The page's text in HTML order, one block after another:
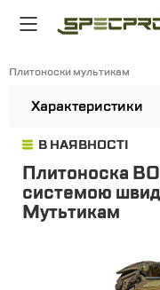
Плитоноски мультикам
Характеристики
В НАЯВНОСТІ
Плитоноска
системою
Мутьтикам